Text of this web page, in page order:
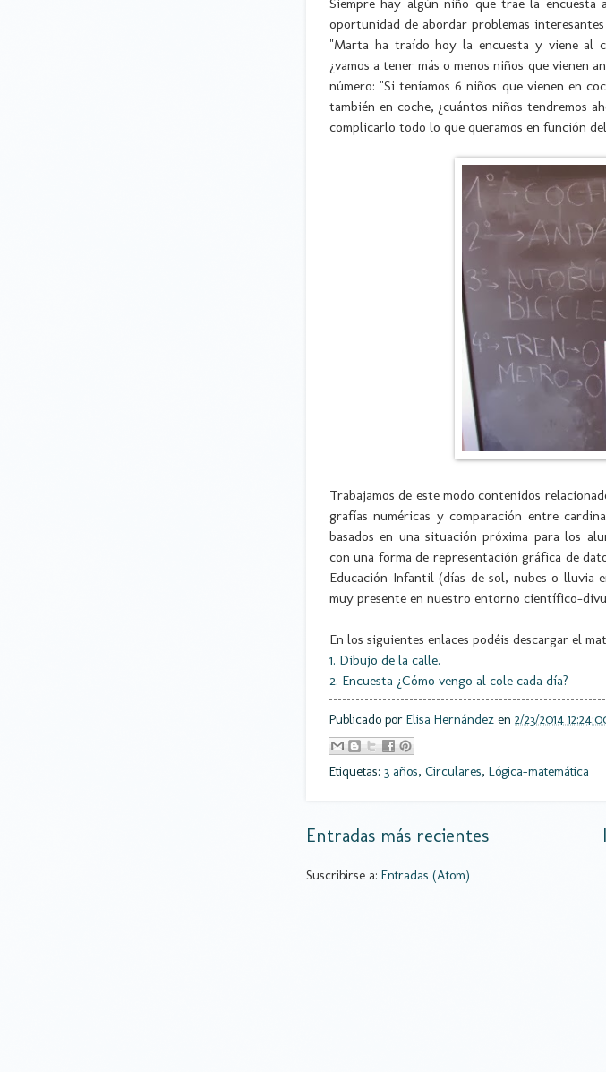
Siempre hay algún niño que trae la encuesta
oportunidad de abordar problemas
"Marta ha traído hoy la encuesta y viene al
¿vamos a tener más o menos niños que vienen
número: "Si teníamos 6 niños que vienen en
también en coche, ¿cuántos niños tendremos
complicarlo todo lo que queramos en función
Trabajamos de este modo contenidos
grafías numéricas y comparación entre
basados en una situación próxima para los
con una forma de representación gráfica de
Educación Infantil (días de sol, nubes o lluvia
muy presente en nuestro entorno científico-
En los siguientes enlaces podéis descargar el
1. Dibujo de la calle.
2. Encuesta ¿Cómo vengo al cole cada día?
Publicado por Elisa Hernández en 2/23/2014
Etiquetas: 3 años, Circulares, Lógica-matemática
Entradas más recientes
Suscribirse a: Entradas (Atom)